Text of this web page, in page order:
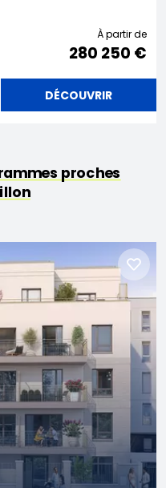
À partir de
280 250 €
DÉCOUVRIR
proches